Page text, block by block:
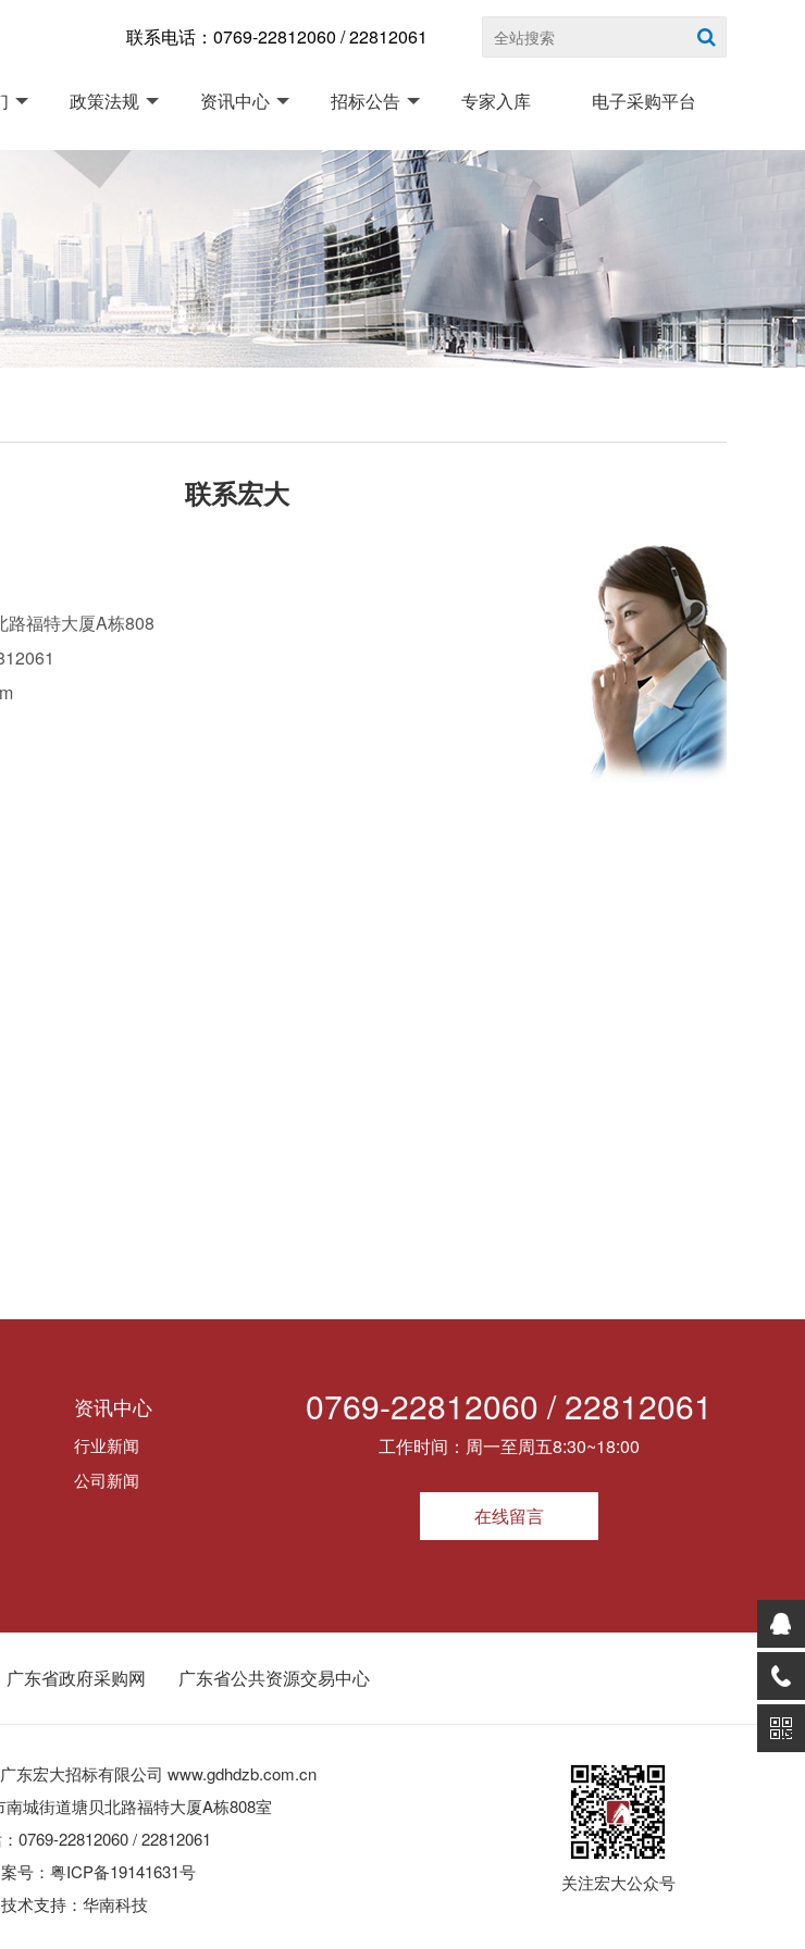
联系电话：0769-22812060 / 22812061
政策法规 资讯中心 招标公告 专家入库 电子采购平台
联系宏大
路福特大厦A栋808
资讯中心
行业新闻
公司新闻
0769-22812060 / 22812061
工作时间：周一至周五8:30~18:00
在线留言
广东省政府采购网 广东省公共资源交易中心
东宏大招标有限公司 www.gdhdzb.com.cn
城街道塘贝北路福特大厦A栋808室
0769-22812060 / 22812061
号：粤ICP备19141631号
技术支持： 华南科技
关注宏大公众号